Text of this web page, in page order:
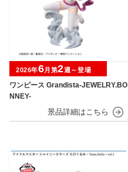
ワンピース Grandista-JEWELRY.BO
NNEY-
2026年6月第2週～登場